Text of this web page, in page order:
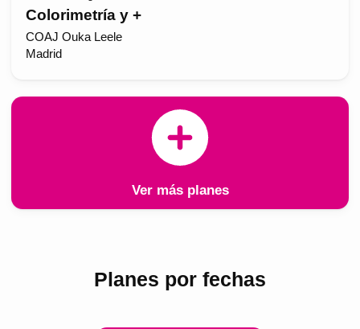
Colorimetría y +
COAJ Ouka Leele
Madrid
Ver más planes
Planes por fechas